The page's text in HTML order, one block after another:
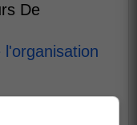
De